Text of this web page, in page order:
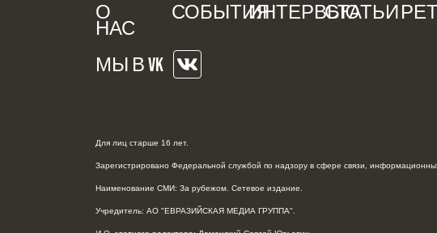
О
НАС
СОБЫТИЯИНТЕРВЬЮСТАТЬИ
МЫ В VK
Для лиц старше 16 лет.
Зарегистрировано Федеральной службой по надзору в сфере связи,
Наименование СМИ: За рубежом. Сетевое издание.
Учредитель: АО "ЕВРАЗИЙСКАЯ МЕДИА ГРУППА".